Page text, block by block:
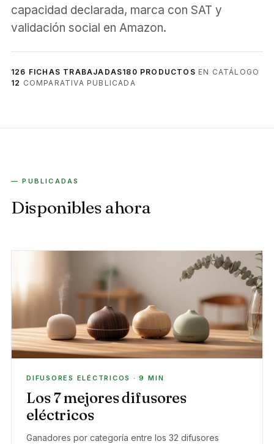
capacidad declarada, marca con SAT y
validación social en Amazon.
126 FICHAS TRABAJADAS180 PRODUCTOS EN CATÁLOGO
12 COMPARATIVA PUBLICADA
— PUBLICADAS
Disponibles ahora
DIFUSORES ELÉCTRICOS · 9 MIN
Los 7 mejores difusores
eléctricos
Ganadores por categoría entre los 32 difusores